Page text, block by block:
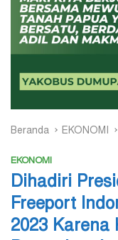
Beranda EKONOMI
EKONOMI
Dihadiri
Freeport
2023 Karena